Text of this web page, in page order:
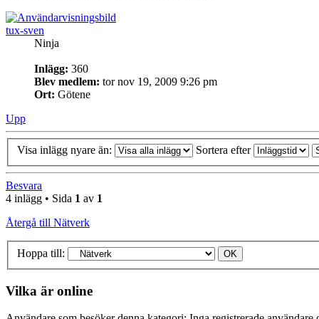
tux-sven
Ninja
Inlägg: 360
Blev medlem: tor nov 19, 2009 9:26 pm
Ort: Götene
Upp
Visa inlägg nyare än: Sortera efter
Besvara
4 inlägg • Sida 1 av 1
Återgå till Nätverk
Hoppa till:
Vilka är online